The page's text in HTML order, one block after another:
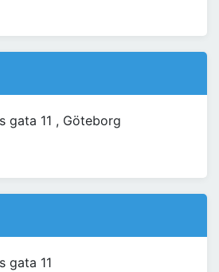
gata 11 , Göteborg
gata 11